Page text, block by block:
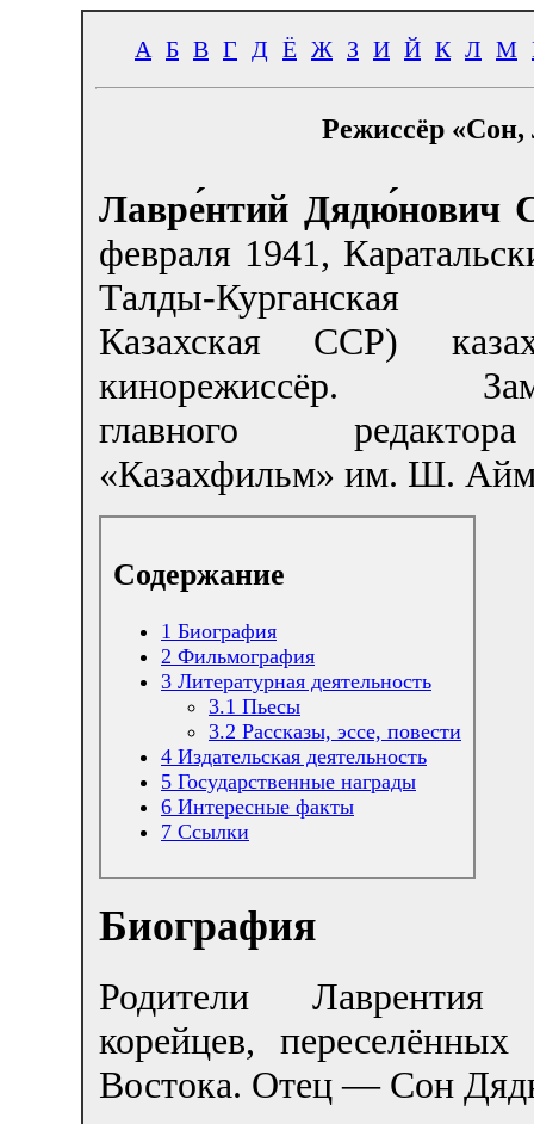
А Б В Г Д Ё Ж З И Й К Л М
Режиссёр
Лавре́нтий Дядю́нович
февраля 1941,
Талды-Курганская
Казахская ССР)
кинорежиссёр.
главного
«Казахфильм» им. Ш.
Содержание
1 Биография
2 Фильмография
3 Литературная деятельность
3.1 Пьесы
3.2 Рассказы, эссе, повести
4 Издательская деятельность
5 Государственные награды
6 Интересные факты
7 Ссылки
Биография
Родители
корейцев,
Востока. Отец — Сон